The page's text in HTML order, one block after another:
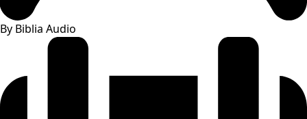
By Biblia Audio